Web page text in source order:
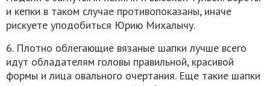
и кепки в таком случае противопоказаны, иначе
рискуете уподобиться Юрию Михалычу.
6. Плотно облегающие вязаные шапки лучше всего
идут обладателям головы правильной, красивой
формы и лица овального очертания. Еще такие шапки